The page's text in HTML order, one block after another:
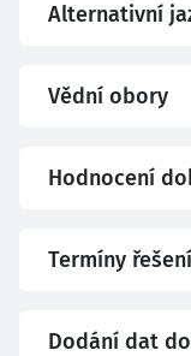
Alternativní
Vědní obory
Hodnocení
Termíny řešení
Dodání dat do